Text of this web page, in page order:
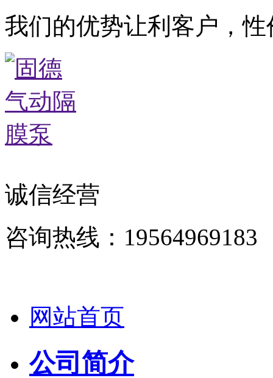
我们的优势让利客户，
诚信经营
咨询热线：19564969183
网站首页
公司简介